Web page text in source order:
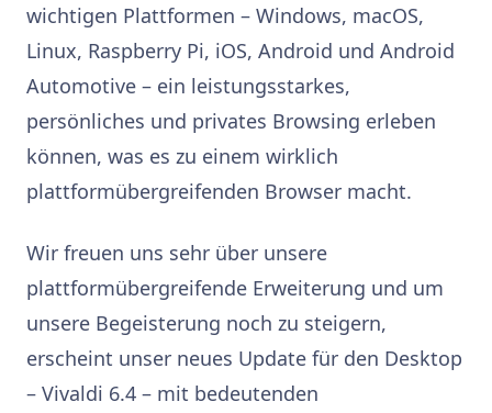
wichtigen Plattformen – Windows, macOS,
Linux, Raspberry Pi, iOS, Android und Android
Automotive – ein leistungsstarkes,
persönliches und privates Browsing erleben
können, was es zu einem wirklich
plattformübergreifenden Browser macht.
Wir freuen uns sehr über unsere
plattformübergreifende Erweiterung und um
unsere Begeisterung noch zu steigern,
erscheint unser neues Update für den Desktop
– Vivaldi 6.4 – mit bedeutenden